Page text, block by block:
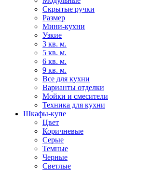
Скрытые ручки
Размер
Мини-кухни
Узкие
3 кв. м.
5 кв. м.
6 кв. м.
9 кв. м.
Все для кухни
Варианты отделки
Мойки и смесители
Техника для кухни
Шкафы-купе
Цвет
Коричневые
Серые
Темные
Черные
Светлые